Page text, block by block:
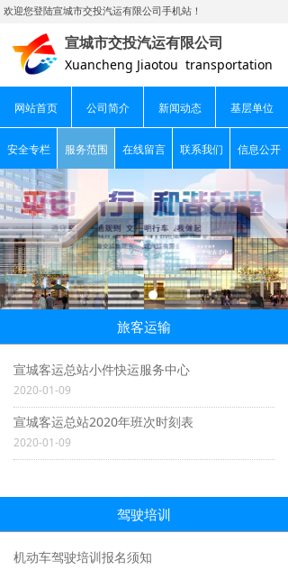
网站首页 公司简介 新闻动态 基层单位
安全专栏 服务范围 在线留言 联系我们 信息公开
宣城市交投汽运有限公司
Xuancheng Jiaotou transportation
欢迎您登陆宣城市交投汽运有限公司手机站！
旅客运输
宣城客运总站小件快运服务中心
2020-01-09
宣城客运总站2020年班次时刻表
2020-01-09
驾驶培训
机动车驾驶培训报名须知